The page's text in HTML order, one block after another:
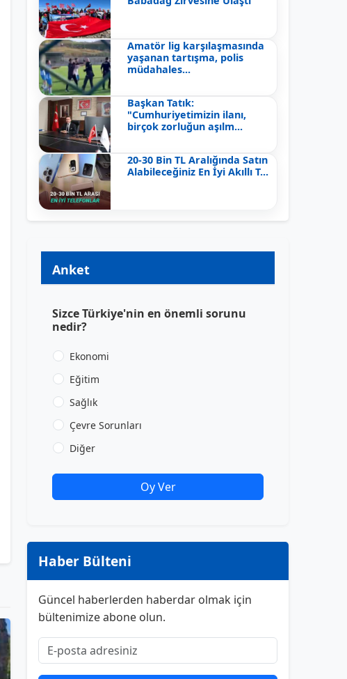
Amatör lig karşılaşmasında
yaşanan tartışma, polis
müdahales...
Başkan Tatık:
"Cumhuriyetimizin ilanı,
birçok zorluğun aşılm...
20-30 Bin TL Aralığında Satın
Alabileceğiniz En İyi Akıllı T...
Anket
Sizce Türkiye'nin en önemli sorunu
nedir?
Ekonomi
Eğitim
Sağlık
Çevre Sorunları
Diğer
Oy Ver
Haber Bülteni
Güncel haberlerden haberdar olmak için
bültenimize abone olun.